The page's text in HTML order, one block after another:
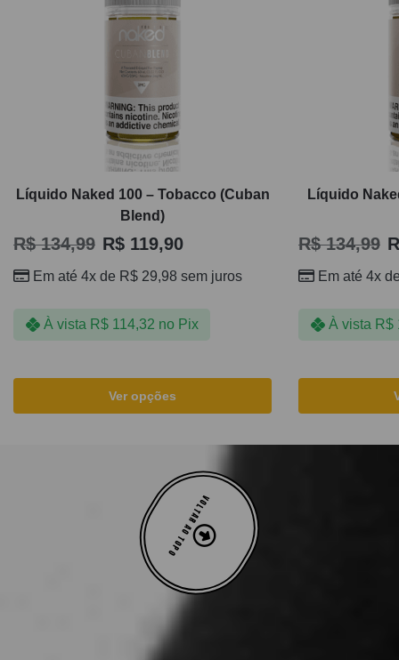
Líquido Naked 100 – Tobacco (Cuban
Blend)
R$134,99 R$ 119,90
Em até 4x de R$ 29,98 sem juros
À vista R$114,32 no Pix
Ver opções
Líquido
R$134,99
Em até 4x
À vista R$
VOLTAR AO TOPO